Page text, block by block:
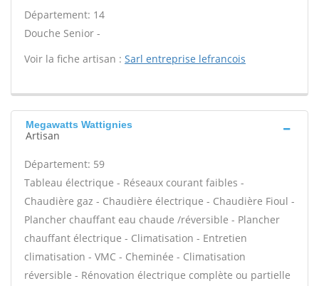
Département: 14
Douche Senior -
Voir la fiche artisan : Sarl entreprise lefrancois
Megawatts Wattignies
Artisan
Département: 59
Tableau électrique - Réseaux courant faibles -
Chaudière gaz - Chaudière électrique - Chaudière Fioul -
Plancher chauffant eau chaude /réversible - Plancher
chauffant électrique - Climatisation - Entretien
climatisation - VMC - Cheminée - Climatisation
réversible - Rénovation électrique complète ou partielle